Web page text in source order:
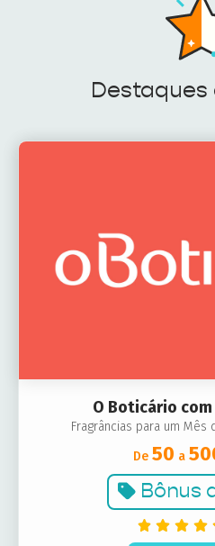
Destaques
O Boticário com
Fragrâncias para um Mês
De 50 a
Bônus